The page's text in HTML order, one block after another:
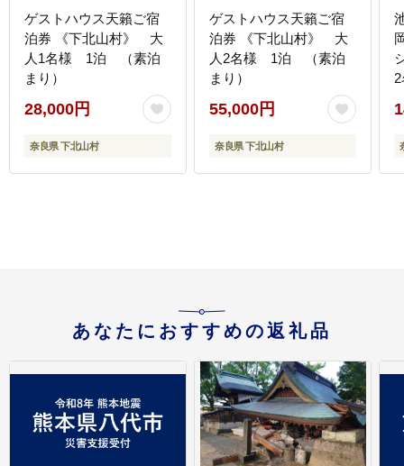
ゲストハウス天籟ご宿
泊券 《下北山村》 大
人1名様 1泊 （素泊
まり）
28,000円
奈良県 下北山村
ゲストハウス天籟ご宿
泊券 《下北山村》 大
人2名様 1泊 （素泊
まり）
55,000円
奈良県 下北山村
あなたにおすすめの返礼品